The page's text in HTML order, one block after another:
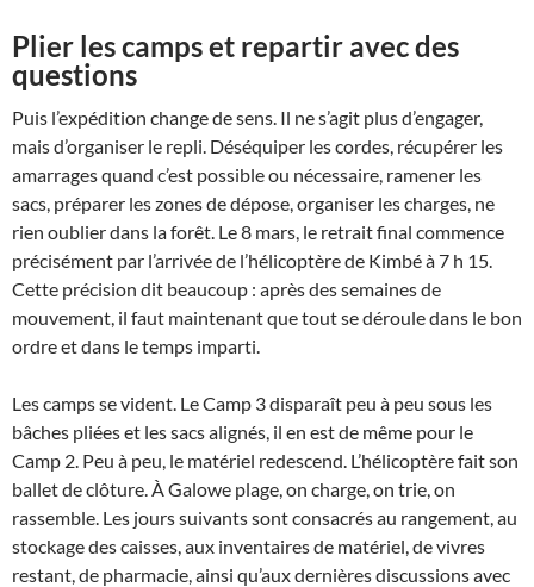
Plier les camps et repartir avec des
questions
Puis l’expédition change de sens. Il ne s’agit plus d’engager,
mais d’organiser le repli. Déséquiper les cordes, récupérer les
amarrages quand c’est possible ou nécessaire, ramener les
sacs, préparer les zones de dépose, organiser les charges, ne
rien oublier dans la forêt. Le 8 mars, le retrait final commence
précisément par l’arrivée de l’hélicoptère de Kimbé à 7 h 15.
Cette précision dit beaucoup : après des semaines de
mouvement, il faut maintenant que tout se déroule dans le bon
ordre et dans le temps imparti.
Les camps se vident. Le Camp 3 disparaît peu à peu sous les
bâches pliées et les sacs alignés, il en est de même pour le
Camp 2. Peu à peu, le matériel redescend. L’hélicoptère fait son
ballet de clôture. À Galowe plage, on charge, on trie, on
rassemble. Les jours suivants sont consacrés au rangement, au
stockage des caisses, aux inventaires de matériel, de vivres
restant, de pharmacie, ainsi qu’aux dernières discussions avec